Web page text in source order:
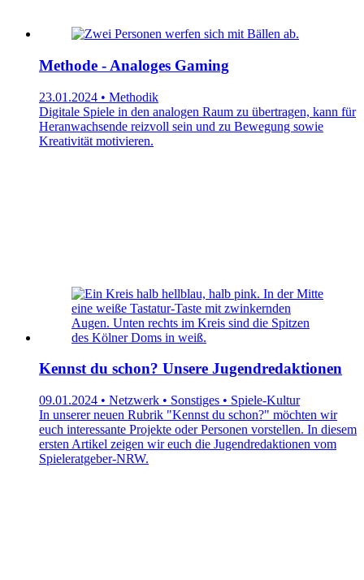
Methode - Analoges Gaming
23.01.2024 • Methodik
Digitale Spiele in den analogen Raum zu übertragen, kann für
Heranwachsende reizvoll sein und zu Bewegung sowie
Kreativität motivieren.
Kennst du schon? Unsere Jugendredaktionen
09.01.2024 • Netzwerk • Sonstiges • Spiele-Kultur
In unserer neuen Rubrik "Kennst du schon?" möchten wir
euch interessante Projekte oder Personen vorstellen. In diesem
ersten Artikel zeigen wir euch die Jugendredaktionen vom
Spieleratgeber-NRW.